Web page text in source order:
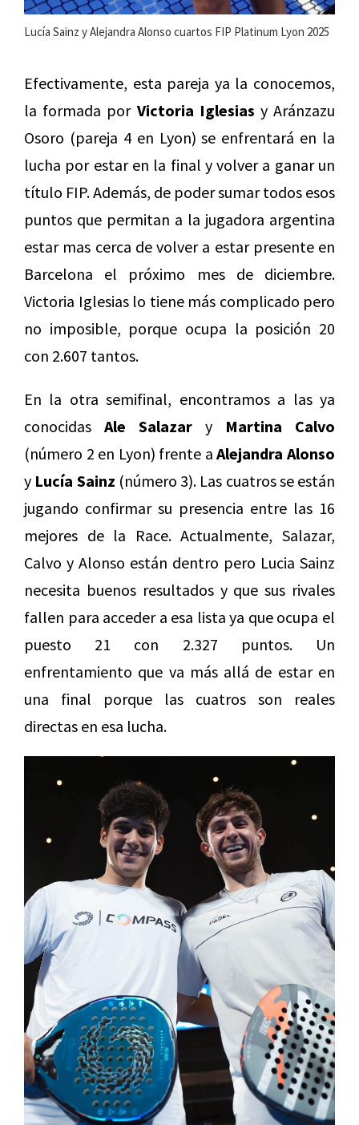
Lucía Sainz y Alejandra Alonso cuartos FIP Platinum Lyon 2025
Efectivamente, esta pareja ya la conocemos,
la formada por Victoria Iglesias y Aránzazu
Osoro (pareja 4 en Lyon) se enfrentará en la
lucha por estar en la final y volver a ganar un
título FIP. Además, de poder sumar todos esos
puntos que permitan a la jugadora argentina
estar mas cerca de volver a estar presente en
Barcelona el próximo mes de diciembre.
Victoria Iglesias lo tiene más complicado pero
no imposible, porque ocupa la posición 20
con 2.607 tantos.
En la otra semifinal, encontramos a las ya
conocidas Ale Salazar y Martina Calvo
(número 2 en Lyon) frente aAlejandra Alonso
y Lucía Sainz (número 3). Las cuatros se están
jugando confirmar su presencia entre las 16
mejores de la Race. Actualmente, Salazar,
Calvo y Alonso están dentro pero Lucia Sainz
necesita buenos resultados y que sus rivales
fallen para acceder a esa lista ya que ocupa el
puesto 21 con 2.327 puntos. Un
enfrentamiento que va más allá de estar en
una final porque las cuatros son reales
directas en esa lucha.